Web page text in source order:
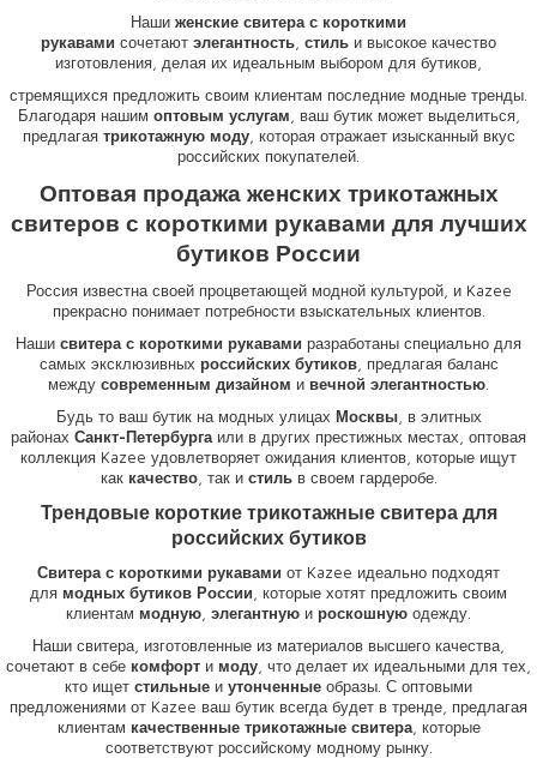
Наши женские свитера с короткими
рукавами сочетают элегантность стиль и высокое качество
изготовления, делая их идеальным выбором для бутиков,
стремящихся предложить своим клиентам последние модные тренды.
Благодаря нашим оптовым услугам , ваш бутик может выделиться,
предлагая трикотажную моду, которая отражает изысканный вкус
российских покупателей.
Оптовая продажа женских трикотажных
свитеров с короткими рукавами для лучших
бутиков России
Россия известна своей процветающей модной культурой, и Kazee
прекрасно понимает потребности взыскательных клиентов.
Наши свитера с короткими рукавами разработаны специально для
самых эксклюзивных российских бутиков, предлагая баланс
между современным дизайном и вечной элегантностью
Будь то ваш бутик на модных улицах Москвы, в элитных
районах Санкт-Петербурга или в других престижных местах, оптовая
коллекция Kazee удовлетворяет ожидания клиентов, которые ищут
как качество, так и стиль в своем гардеробе.
Трендовые короткие трикотажные свитера для
российских бутиков
Свитера с короткими рукавами от Kazee идеально подходят
для модных бутиков России , которые хотят предложить своим
клиентам модную элегантную и роскошную одежду.
Наши свитера, изготовленные из материалов высшего качества,
сочетают в себе комфорт и моду , что делает их идеальными для тех,
кто ищет стильные и утонченные образы. С оптовыми
предложениями от Kazee ваш бутик всегда будет в тренде, предлагая
клиентам качественные трикотажные свитера, которые
соответствуют российскому модному рынку.